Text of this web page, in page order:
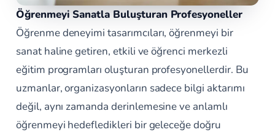
Öğrenmeyi Sanatla Buluşturan Profesyoneller
Öğrenme deneyimi tasarımcıları, öğrenmeyi bir
sanat haline getiren, etkili ve öğrenci merkezli
eğitim programları oluşturan profesyonellerdir. Bu
uzmanlar, organizasyonların sadece bilgi aktarımı
değil, aynı zamanda derinlemesine ve anlamlı
öğrenmeyi hedefledikleri bir geleceğe doğru